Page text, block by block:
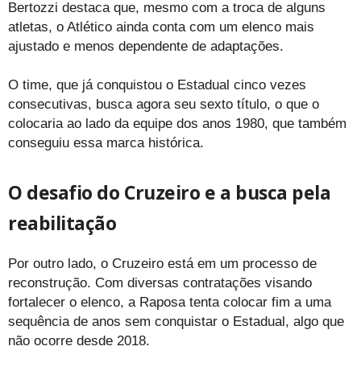
Bertozzi destaca que, mesmo com a troca de alguns
atletas, o Atlético ainda conta com um elenco mais
ajustado e menos dependente de adaptações.
O time, que já conquistou o Estadual cinco vezes
consecutivas, busca agora seu sexto título, o que o
colocaria ao lado da equipe dos anos 1980, que também
conseguiu essa marca histórica.
O desafio do Cruzeiro e a busca pela
reabilitação
Por outro lado, o Cruzeiro está em um processo de
reconstrução. Com diversas contratações visando
fortalecer o elenco, a Raposa tenta colocar fim a uma
sequência de anos sem conquistar o Estadual, algo que
não ocorre desde 2018.